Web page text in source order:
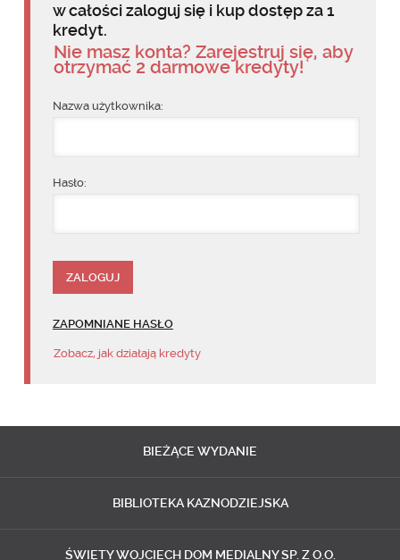
w całości zaloguj się i kup dostęp za 1
kredyt.
Nie masz konta? Zarejestruj się, aby
otrzymać 2 darmowe kredyty!
Nazwa użytkownika:
Hasło:
ZAPOMNIANE HASŁO
Zobacz, jak działają kredyty
BIEŻĄCE WYDANIE
BIBLIOTEKA KAZNODZIEJSKA
ŚWIĘTY WOJCIECH DOM MEDIALNY SP. Z O.O.